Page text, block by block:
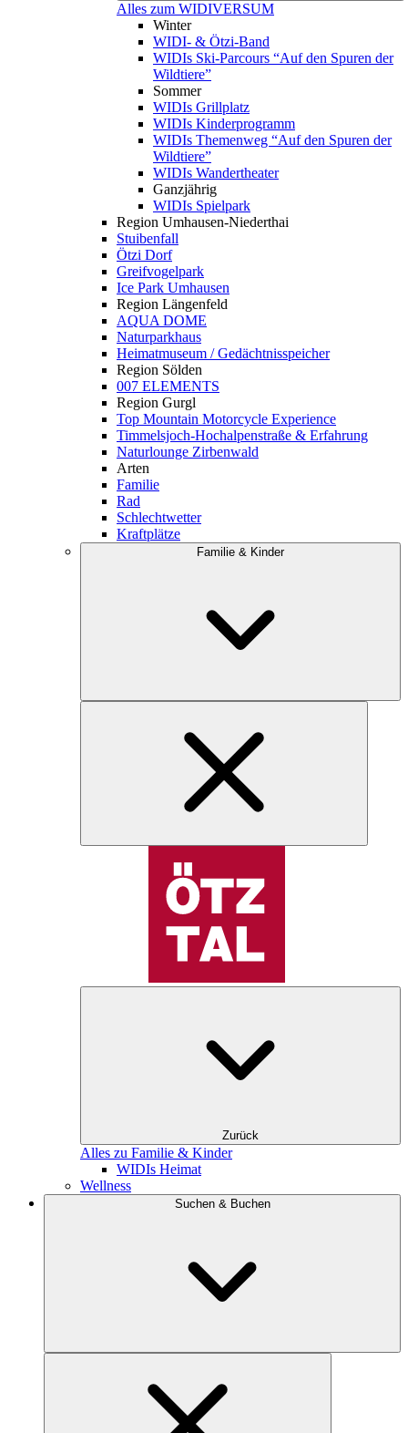
Alles zum WIDIVERSUM
Winter
WIDI- & Ötzi-Band
WIDIs Ski-Parcours “Auf den Spuren der
Wildtiere”
Sommer
WIDIs Grillplatz
WIDIs Kinderprogramm
WIDIs Themenweg “Auf den Spuren der
Wildtiere”
WIDIs Wandertheater
Ganzjährig
WIDIs Spielpark
Region Umhausen-Niederthai
Stuibenfall
Ötzi Dorf
Greifvogelpark
Ice Park Umhausen
Region Längenfeld
AQUA DOME
Naturparkhaus
Heimatmuseum / Gedächtnisspeicher
Region Sölden
007 ELEMENTS
Region Gurgl
Top Mountain Motorcycle Experience
Timmelsjoch-Hochalpenstraße & Erfahrung
Naturlounge Zirbenwald
Arten
Familie
Rad
Schlechtwetter
Kraftplätze
Familie & Kinder
Zurück
Alles zu Familie & Kinder
WIDIs Heimat
Wellness
Suchen & Buchen